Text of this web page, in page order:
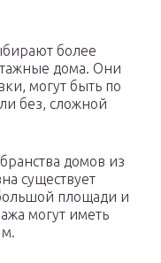
более
дома. Они
могут быть по
без, сложной
домов из
существует
площади и
могут иметь